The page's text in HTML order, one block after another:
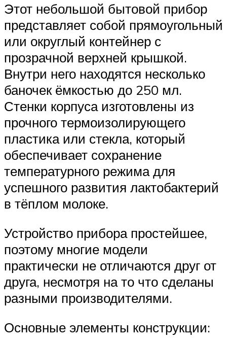
Этот небольшой бытовой прибор
представляет собой прямоугольный
или округлый контейнер с
прозрачной верхней крышкой.
Внутри него находятся несколько
баночек ёмкостью до 250 мл.
Стенки корпуса изготовлены из
прочного термоизолирующего
пластика или стекла, который
обеспечивает сохранение
температурного режима для
успешного развития лактобактерий
в тёплом молоке.
Устройство прибора простейшее,
поэтому многие модели
практически не отличаются друг от
друга, несмотря на то что сделаны
разными производителями.
Основные элементы конструкции: